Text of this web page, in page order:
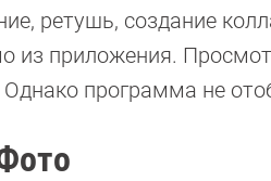
ретушь, создание
из приложения.
Однако программа не